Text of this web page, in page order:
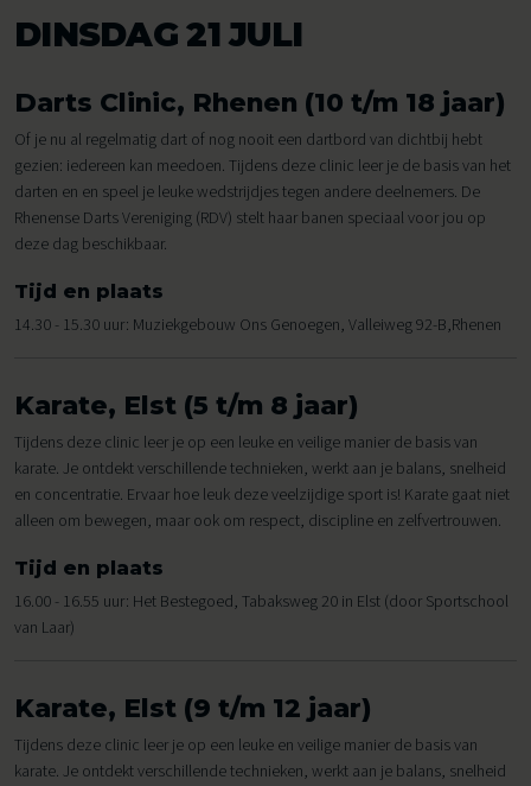
DINSDAG 21 JULI
Darts Clinic, Rhenen (10 t/m 18 jaar)
Of je nu al regelmatig dart of nog nooit een dartbord van dichtbij hebt
gezien: iedereen kan meedoen. Tijdens deze clinic leer je de basis van het
darten en en speel je leuke wedstrijdjes tegen andere deelnemers. De
Rhenense Darts Vereniging (RDV) stelt haar banen speciaal voor jou op
deze dag beschikbaar.
Tijd en plaats
14.30 - 15.30 uur: Muziekgebouw Ons Genoegen, Valleiweg 92-B,Rhenen
Karate, Elst (5 t/m 8 jaar)
Tijdens deze clinic leer je op een leuke en veilige manier de basis van
karate. Je ontdekt verschillende technieken, werkt aan je balans, snelheid
en concentratie. Ervaar hoe leuk deze veelzijdige sport is! Karate gaat niet
alleen om bewegen, maar ook om respect, discipline en zelfvertrouwen.
Tijd en plaats
16.00 - 16.55 uur: Het Bestegoed, Tabaksweg 20 in Elst (door Sportschool
van Laar)
Karate, Elst (9 t/m 12 jaar)
Tijdens deze clinic leer je op een leuke en veilige manier de basis van
karate. Je ontdekt verschillende technieken, werkt aan je balans, snelheid